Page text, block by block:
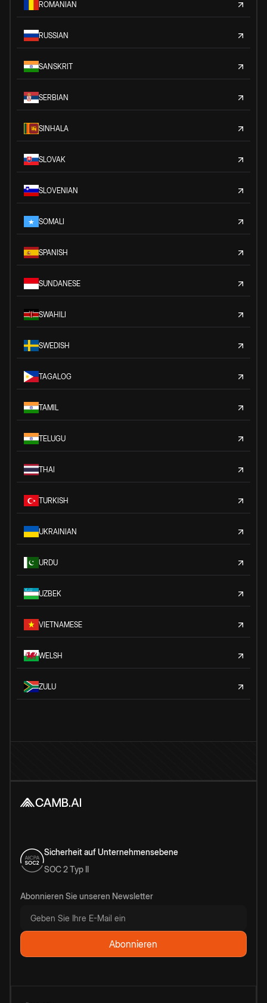
ROMANIAN
RUSSIAN
SANSKRIT
SERBIAN
SINHALA
SLOVAK
SLOVENIAN
SOMALI
SPANISH
SUNDANESE
SWAHILI
SWEDISH
TAGALOG
TAMIL
TELUGU
THAI
TURKISH
UKRAINIAN
URDU
UZBEK
VIETNAMESE
WELSH
ZULU
Sicherheit auf Unternehmensebene
SOC 2 Typ II
Abonnieren Sie unseren Newsletter